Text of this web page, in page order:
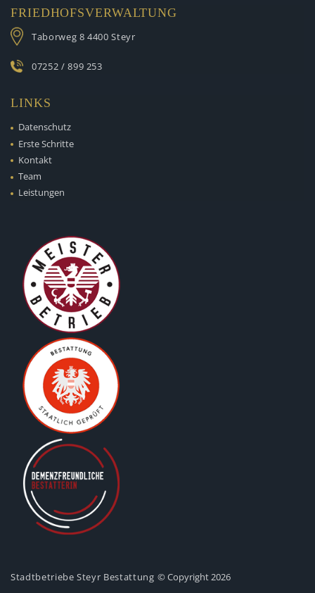
FRIEDHOFSVERWALTUNG
Taborweg 8 4400 Steyr
07252 / 899 253
LINKS
Datenschutz
Erste Schritte
Kontakt
Team
Leistungen
Stadtbetriebe Steyr Bestattung © Copyright 2026